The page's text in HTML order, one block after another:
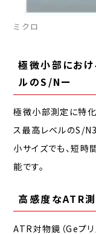
ミクロ
極微小部にお
ルのS/Nー
極微小部測定に特
ス最高レベルのS/
小サイズでも、短時
能です。
高感度なATR
ATR対物鏡（Geプ